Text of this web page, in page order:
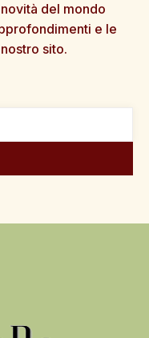
del mondo
e le
sito.